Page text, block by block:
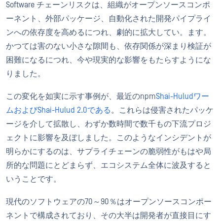
Software チェーンリスクは、組織がオープンソースコンポ
ーネント、外部パッケージ、自動化された開発パイプライ
ンへの依存度を高めるにつれ、劇的に拡大してい。ます。
かつては害のない小さな隙間も、依存関係が深まり検証が
困難になるにつれ、今や現実的な影響をもたらすようにな
りました。
この変化を如実に示す事例が、最近のnpmShai-Huludワー
ムおよびShai-Hulud 2.0である。これらは侵害されたパッケ
ージを介して拡散し、わずか数時間で数千もの下流プロジ
ェクトに影響を及ぼしました。このようなインシデントが
明らかにするのは、サプライチェーンの脆弱性がもはや局
所的な問題にとどまらず、エコシステム全体に波及すると
いうことです。
現代のソフトウェアの70～90％はオープンソースコンポー
ネントで構成されており、その大半は開発者が直接目にす